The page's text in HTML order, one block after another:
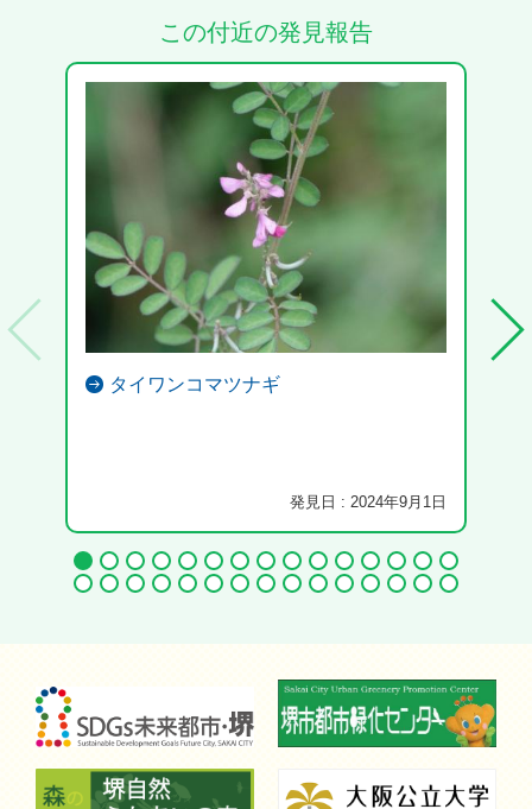
この付近の発見報告
タイワンコマツナギ
発見日 : 2024年9月1日